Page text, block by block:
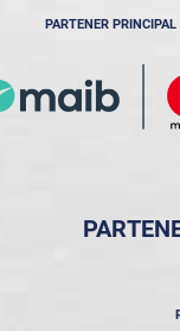
PARTENER PRINCIPAL